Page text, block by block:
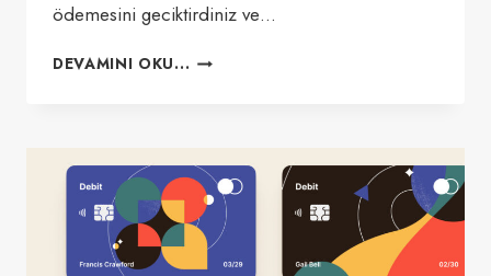
ödemesini geciktirdiniz ve…
DEVAMINI OKU... SHOPIFY